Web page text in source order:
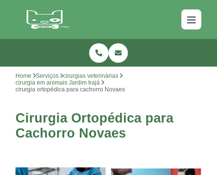
Home Serviços
cirurgias veterinárias
cirurgia em animais Jardim Irajá
cirurgia ortopédica para cachorro Novaes
Cirurgia Ortopédica para
Cachorro Novaes